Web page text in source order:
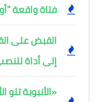
فتاة واقعة
القبض على
إلى أداة